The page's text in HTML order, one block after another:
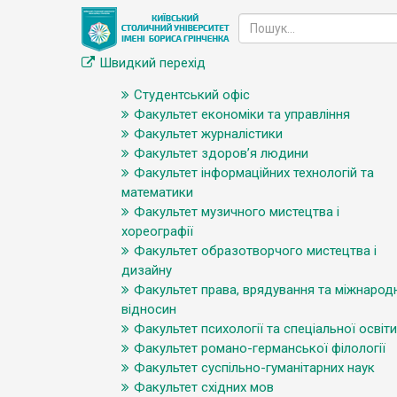
Швидкий перехід
Студентський офіс
Факультет економіки та управління
Факультет журналістики
Факультет здоров’я людини
Факультет інформаційних технологій та
математики
Факультет музичного мистецтва і
хореографії
Факультет образотворчого мистецтва і
дизайну
Факультет права, врядування та
відносин
Факультет психології та спеціальної освіти
Факультет романо-германської філології
Факультет суспільно-гуманітарних наук
Факультет східних мов